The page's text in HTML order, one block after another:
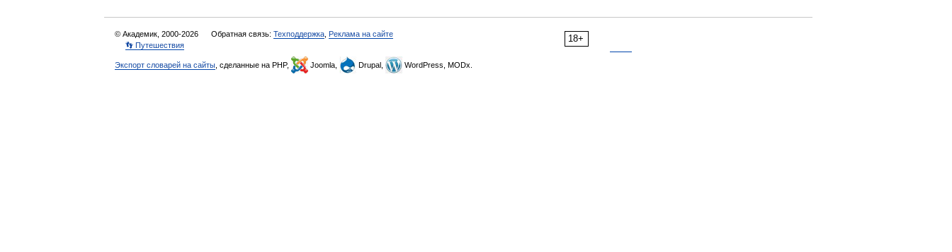
18+
© Академик, 2000-2026 Обратная связь: Техподдержка Реклама на сайте
👣 Путешествия
Экспорт словарей на сайты , сделанные на PHP, Joomla, Drupal, WordPress, MODx.